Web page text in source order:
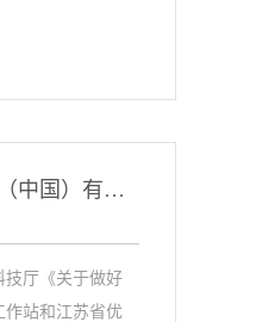
关于爱游戏买球-（中国）有限责任公司 《江苏省研究生工作站》项目的公示
技厅《关于做好
作站和江苏省优